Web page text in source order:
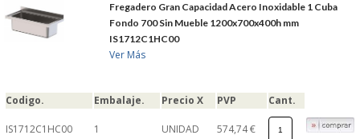
Fregadero Gran Capacidad Acero Inoxidable 1 Cuba
Fondo 700 Sin Mueble 1200x700x400h mm
IS1712C1HC00
Ver Más
Codigo. Embalaje. Precio X PVP Cant.
IS1712C1HC00 1 UNIDAD 574,74 €